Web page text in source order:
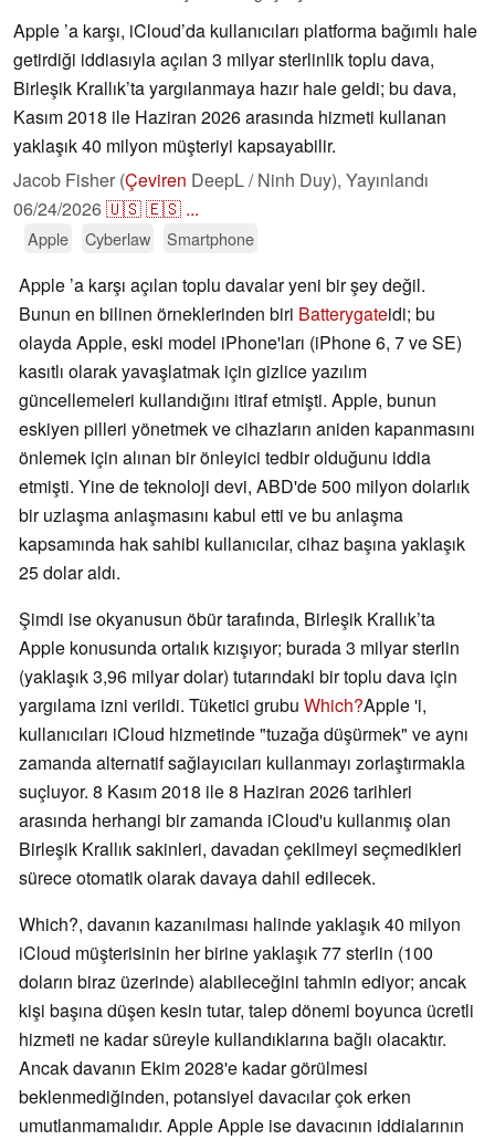
Apple ’a karşı, iCloud’da kullanıcıları platforma bağımlı hale
getirdiği iddiasıyla açılan 3 milyar sterlinlik toplu dava,
Birleşik Krallık’ta yargılanmaya hazır hale geldi; bu dava,
Kasım 2018 ile Haziran 2026 arasında hizmeti kullanan
yaklaşık 40 milyon müşteriyi kapsayabilir.
Jacob Fisher (Çeviren DeepL / Ninh Duy), Yayınlandı
06/24/2026🇺🇸🇪🇸 ...
Apple Cyberlaw Smartphone
Apple ’a karşı açılan toplu davalar yeni bir şey değil.
Bunun en bilinen örneklerinden biri Batterygateidi; bu
olayda Apple, eski model iPhone'ları (iPhone 6, 7 ve SE)
kasıtlı olarak yavaşlatmak için gizlice yazılım
güncellemeleri kullandığını itiraf etmişti. Apple, bunun
eskiyen pilleri yönetmek ve cihazların aniden kapanmasını
önlemek için alınan bir önleyici tedbir olduğunu iddia
etmişti. Yine de teknoloji devi, ABD'de 500 milyon dolarlık
bir uzlaşma anlaşmasını kabul etti ve bu anlaşma
kapsamında hak sahibi kullanıcılar, cihaz başına yaklaşık
25 dolar aldı.
Şimdi ise okyanusun öbür tarafında, Birleşik Krallık’ta
Apple konusunda ortalık kızışıyor; burada 3 milyar sterlin
(yaklaşık 3,96 milyar dolar) tutarındaki bir toplu dava için
yargılama izni verildi. Tüketici grubu Which?Apple 'i,
kullanıcıları iCloud hizmetinde "tuzağa düşürmek" ve aynı
zamanda alternatif sağlayıcıları kullanmayı zorlaştırmakla
suçluyor. 8 Kasım 2018 ile 8 Haziran 2026 tarihleri
arasında herhangi bir zamanda iCloud'u kullanmış olan
Birleşik Krallık sakinleri, davadan çekilmeyi seçmedikleri
sürece otomatik olarak davaya dahil edilecek.
Which?, davanın kazanılması halinde yaklaşık 40 milyon
iCloud müşterisinin her birine yaklaşık 77 sterlin (100
doların biraz üzerinde) alabileceğini tahmin ediyor; ancak
kişi başına düşen kesin tutar, talep dönemi boyunca ücretli
hizmeti ne kadar süreyle kullandıklarına bağlı olacaktır.
Ancak davanın Ekim 2028'e kadar görülmesi
beklenmediğinden, potansiyel davacılar çok erken
umutlanmamalıdır. Apple Apple ise davacının iddialarının